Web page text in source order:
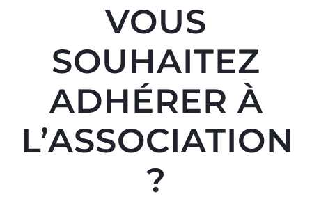
VOUS
SOUHAITEZ
ADHÉRER À
L’ASSOCIATION
?